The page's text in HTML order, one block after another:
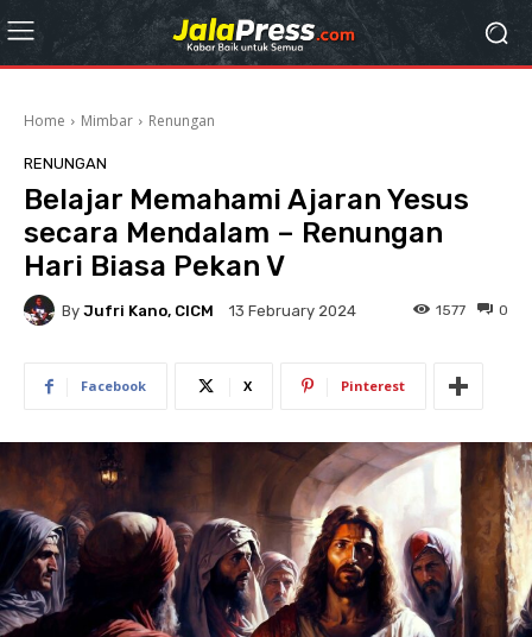
Home Mimbar Renungan
RENUNGAN
Belajar Memahami Ajaran Yesus
secara Mendalam – Renungan
Hari Biasa Pekan V
By Jufri Kano, CICM 13 February 2024 0
1577
Facebook X Pinterest